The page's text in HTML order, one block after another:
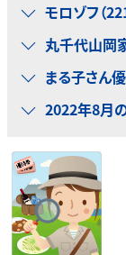
モロゾフ（
丸千代山岡
まる子さん
2022年8月